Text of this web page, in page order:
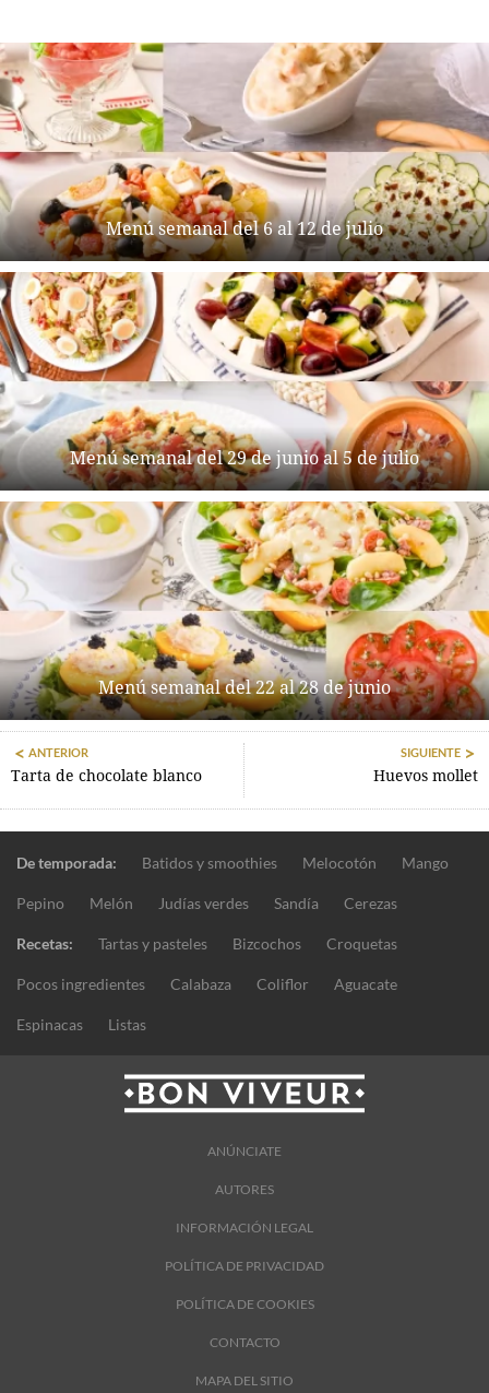
Menú semanal del 6 al 12 de julio
Menú semanal del 29 de junio al 5 de julio
Menú semanal del 22 al 28 de junio
ANTERIOR
Tarta de chocolate blanco
SIGUIENTE
Huevos mollet
De temporada: Batidos y smoothies Melocotón Mango
Pepino Melón Judías verdes Sandía Cerezas
Recetas: Tartas y pasteles Bizcochos Croquetas
Pocos ingredientes Calabaza Coliflor Aguacate
Espinacas Listas
ANÚNCIATE
AUTORES
INFORMACIÓN LEGAL
POLÍTICA DE PRIVACIDAD
POLÍTICA DE COOKIES
CONTACTO
MAPA DEL SITIO